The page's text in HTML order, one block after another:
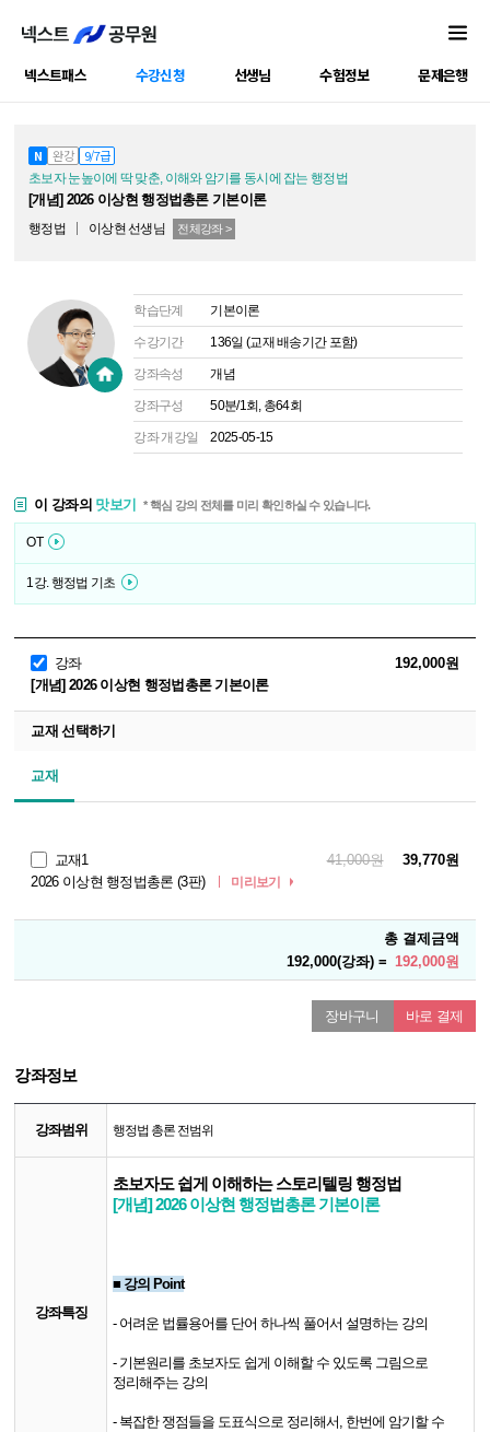
넥스트패스 수강신청 선생님 수험정보 문제은행
N 완강 9/7급
초보자 눈높이에 딱 맞춘, 이해와 암기를 동시에 잡는 행정법
[개념] 2026 이상현 행정법총론 기본이론
행정법 이상현 선생님 전체강좌 >
학습단계 기본이론
수강기간 136일 (교재 배송기간 포함)
강좌속성 개념
강좌구성 50분/1회, 총64회
강좌 개강일 2025-05-15
이 강좌의 맛보기 * 핵심 강의 전체를 미리 확인하실 수 있습니다.
OT
1강. 행정법 기초
강좌
[개념] 2026 이상현 행정법총론 기본이론
192,000원
교재 선택하기
교재
교재1
2026 이상현 행정법총론 (3판)
미리보기
41,000원 39,770원
총 결제금액
192,000(강좌) = 192,000원
장바구니 바로 결제
강좌정보
강좌범위 행정법 총론 전범위
강좌특징
초보자도 쉽게 이해하는 스토리텔링 행정법​
[개념] 2026 이상현 행정법총론 기본이론 ​
■ 강의 Point
-​ 어려운 법률용어를 단어 하나씩 풀어서 설명하는 강의
- 기본원리를 초보자도 쉽게 이해할 수 있도록 그림으로
정리해주는 강의
- 복잡한 쟁점들을 도표식으로 정리해서, 한번에 암기할 수